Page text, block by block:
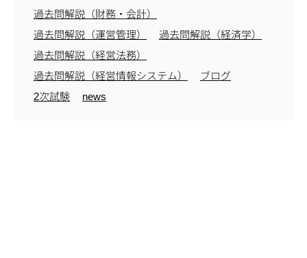
過去問解説（財務・会計）
過去問解説（運営管理）
過去問解説（経済学）
過去問解説（経営法務）
過去問解説（経営情報システム）
ブログ
2次試験
news